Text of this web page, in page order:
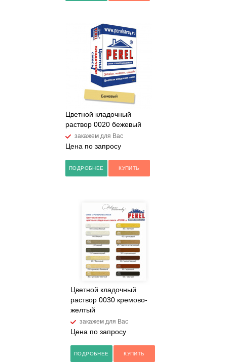
Цветной кладочный
раствор 0020 бежевый
закажем для Вас
Цена по запросу
ПОДРОБНЕЕ КУПИТЬ
Цветной кладочный
раствор 0030 кремово-
желтый
закажем для Вас
Цена по запросу
ПОДРОБНЕЕ КУПИТЬ